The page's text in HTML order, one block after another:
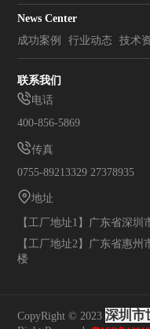
News Center
成功案例
行业动态 技术
联系我们
电话
400-856-5869
传真
0755-89213329 27378935
地址
【工厂地址1】广东省深
【工厂地址2】广东省惠
楼
CopyRight © 2023深圳市